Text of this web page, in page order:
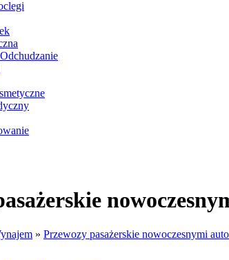
» Przewozy pasażerskie nowoczesnymi